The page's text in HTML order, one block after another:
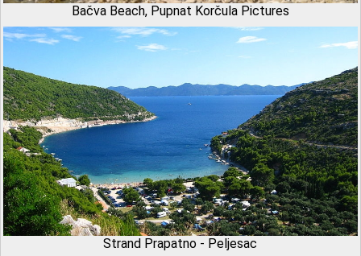
Bačva Beach, Pupnat Korčula Pictures
Strand Prapatno - Peljesac